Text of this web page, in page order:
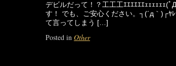
デビルだって！？工工工ｴｴｴｴｴｴｪｪｪｪｪｪ(
す！ でも、ご安心ください。┐(´д｀)┌ﾔ
て言ってしまう […]
Posted in Other